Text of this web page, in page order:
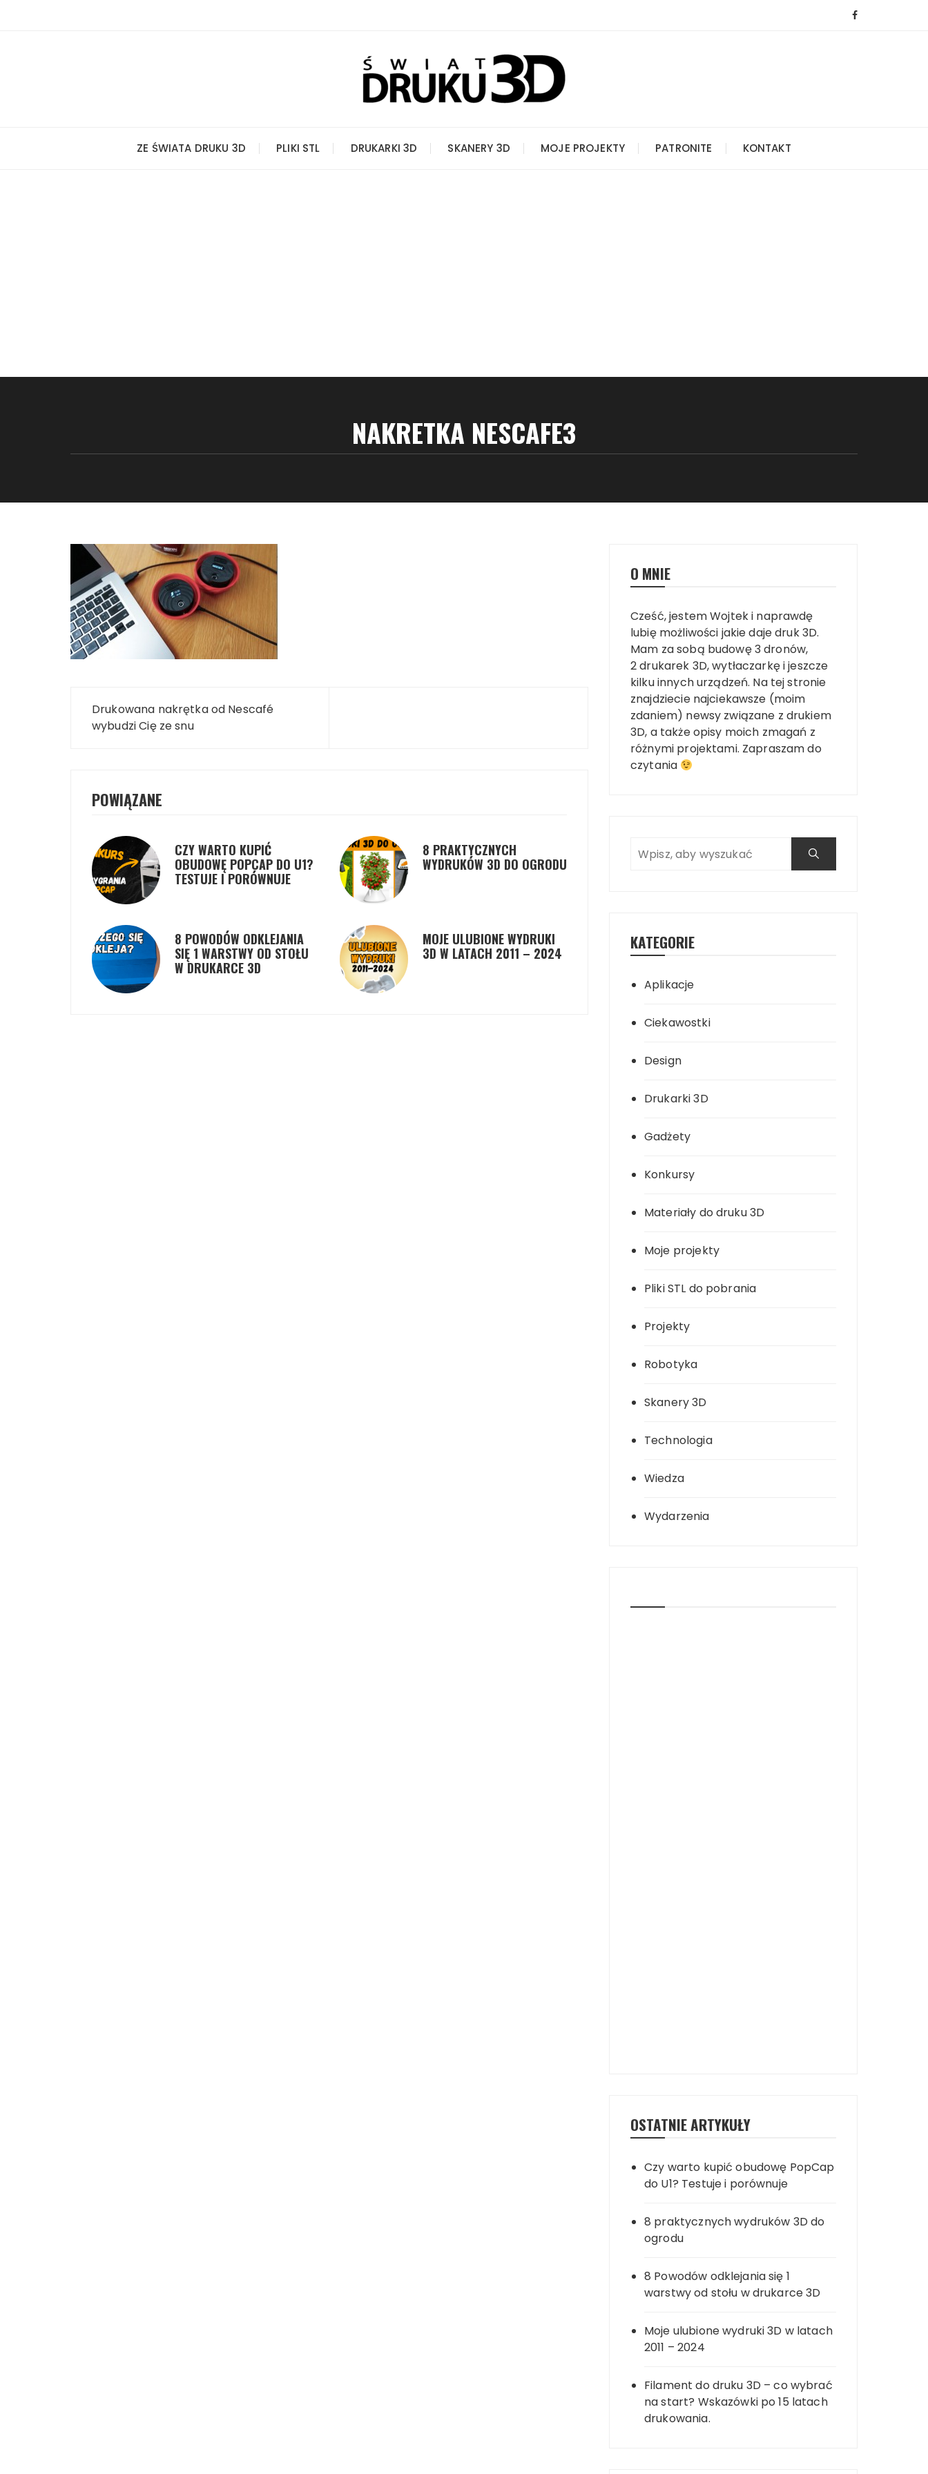
ZE ŚWIATA DRUKU 3D PLIKI STL DRUKARKI 3D SKANERY 3D MOJE PROJEKTY PATRONITE KONTAKT
NAKRETKA NESCAFE3
Nawigacja
wpisu
Drukowana nakrętka od Nescafé
wybudzi Cię ze snu
POWIĄZANE
CZY WARTO KUPIĆ
OBUDOWĘ POPCAP DO U1?
TESTUJE I PORÓWNUJE
8 PRAKTYCZNYCH
WYDRUKÓW 3D DO OGRODU
8 POWODÓW ODKLEJANIA
SIĘ 1 WARSTWY OD STOŁU
W DRUKARCE 3D
MOJE ULUBIONE WYDRUKI
3D W LATACH 2011 – 2024
O MNIE
Cześć, jestem Wojtek i naprawdę
lubię możliwości jakie daje druk 3D.
Mam za sobą budowę 3 dronów,
2 drukarek 3D, wytłaczarkę i jeszcze
kilku innych urządzeń. Na tej stronie
znajdziecie najciekawsze (moim
zdaniem) newsy związane z drukiem
3D, a także opisy moich zmagań z
różnymi projektami. Zapraszam do
czytania
KATEGORIE
Aplikacje
Ciekawostki
Design
Drukarki 3D
Gadżety
Konkursy
Materiały do druku 3D
Moje projekty
Pliki STL do pobrania
Projekty
Robotyka
Skanery 3D
Technologia
Wiedza
Wydarzenia
OSTATNIE ARTYKUŁY
Czy warto kupić obudowę PopCap
do U1? Testuje i porównuje
8 praktycznych wydruków 3D do
ogrodu
8 Powodów odklejania się 1
warstwy od stołu w drukarce 3D
Moje ulubione wydruki 3D w latach
2011 – 2024
Filament do druku 3D – co wybrać
na start? Wskazówki po 15 latach
drukowania.